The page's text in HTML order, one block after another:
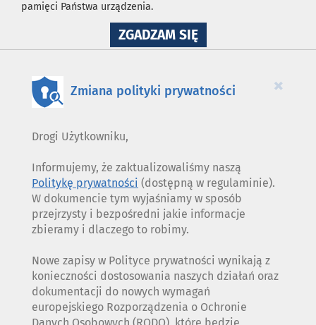
pamięci Państwa urządzenia.
ZGADZAM SIĘNA
WYKORZYSTANIE
×
Zmiana polityki prywatności
Drogi Użytkowniku,
Informujemy, że zaktualizowaliśmy naszą
Politykę prywatności (dostępną w regulaminie).
W dokumencie tym wyjaśniamy w sposób
przejrzysty i bezpośredni jakie informacje
zbieramy i dlaczego to robimy.
Nowe zapisy w Polityce prywatności wynikają z
konieczności dostosowania naszych działań oraz
dokumentacji do nowych wymagań
europejskiego Rozporządzenia o Ochronie